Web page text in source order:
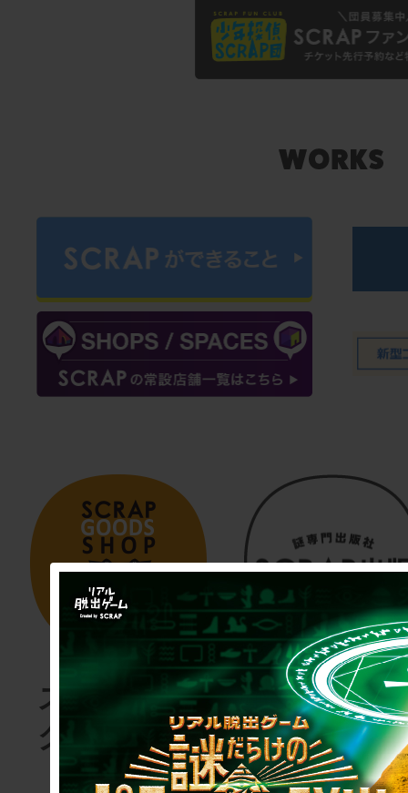
スクラップ
グッズショ
ップ
SCRAP
出版